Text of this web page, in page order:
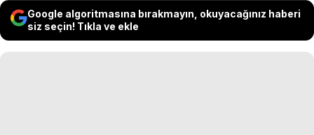
Google algoritmasına bırakmayın, okuyacağınız haberi
siz seçin! Tıkla ve ekle